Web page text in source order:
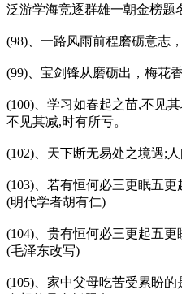
泛游学海竞逐群雄一朝金榜题
(98)、一路风雨前程磨砺意志
(99)、宝剑锋从磨砺出，梅花
(100)、学习如春起之苗,不见
不见其减,时有所亏。
(102)、天下断无易处之境遇;
(103)、若有恒何必三更眠五更
(明代学者胡有仁)
(104)、贵有恒何必三更起五更
(毛泽东改写)
(105)、家中父母吃苦受累盼